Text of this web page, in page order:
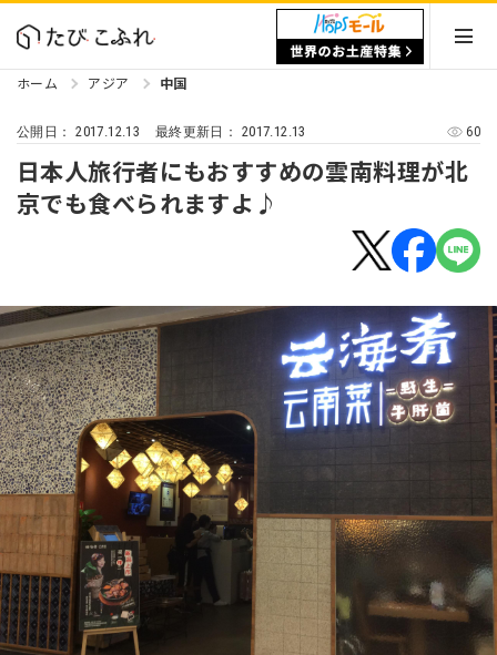
ホーム アジア 中国
公開日：2017.12.13 最終更新日： 2017.12.13 60
日本人旅行者にもおすすめの雲南料理が北
京でも食べられますよ♪